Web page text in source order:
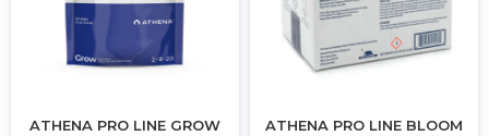
ATHENA PRO LINE GROW
ATHENA PRO LINE BLOOM